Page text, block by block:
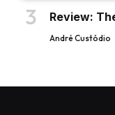
Review:
André Custódio